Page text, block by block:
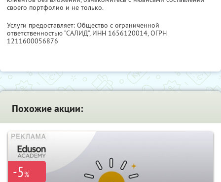
своего портфолио и не только.
Услуги предоставляет: Общество с ограниченной
ответственностью “САЛИД”, ИНН 1656120014, ОГРН
1211600056876
Похожие акции:
-5%